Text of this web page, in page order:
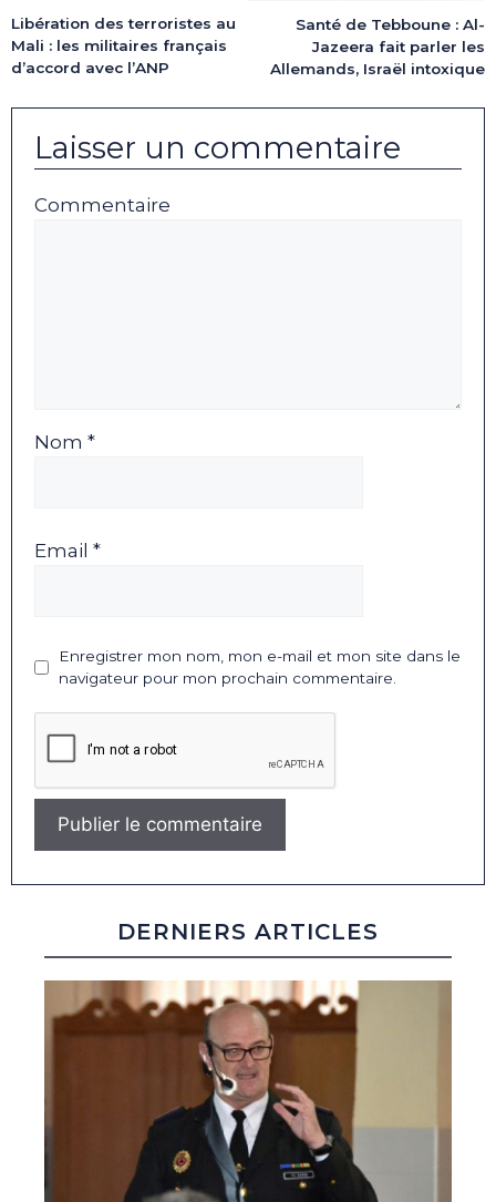
Libération des terroristes au
Mali : les militaires français
d’accord avec l’ANP
Santé de Tebboune : Al-
Jazeera fait parler les
Allemands, Israël intoxique
Laisser un commentaire
Commentaire
Nom *
Email *
Enregistrer mon nom, mon e-mail et mon site dans le
navigateur pour mon prochain commentaire.
DERNIERS ARTICLES